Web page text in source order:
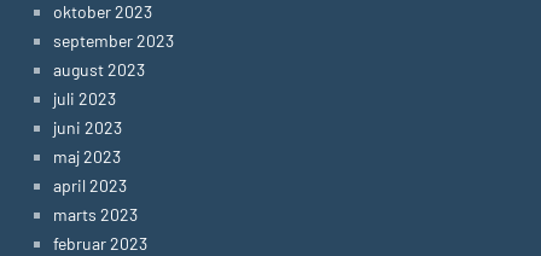
oktober 2023
september 2023
august 2023
juli 2023
juni 2023
maj 2023
april 2023
marts 2023
februar 2023